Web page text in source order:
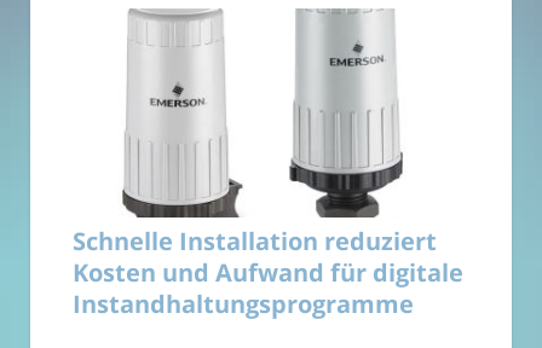
Schnelle Installation reduziert
Kosten und Aufwand für digitale
Instandhaltungsprogramme